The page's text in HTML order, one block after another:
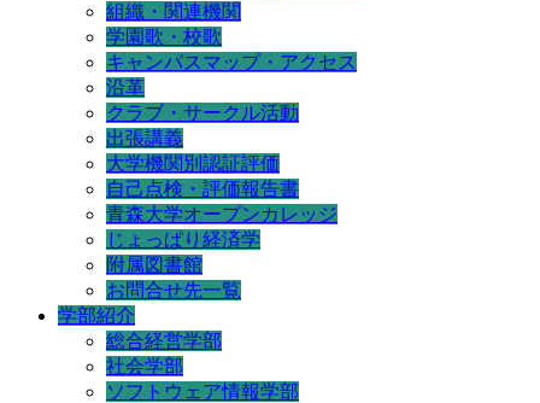
組織・関連機関
学園歌・校歌
キャンパスマップ・アクセス
沿革
クラブ・サークル活動
出張講義
大学機関別認証評価
自己点検・評価報告書
青森大学オープンカレッジ
じょっぱり経済学
附属図書館
お問合せ先一覧
学部紹介
総合経営学部
社会学部
ソフトウェア情報学部